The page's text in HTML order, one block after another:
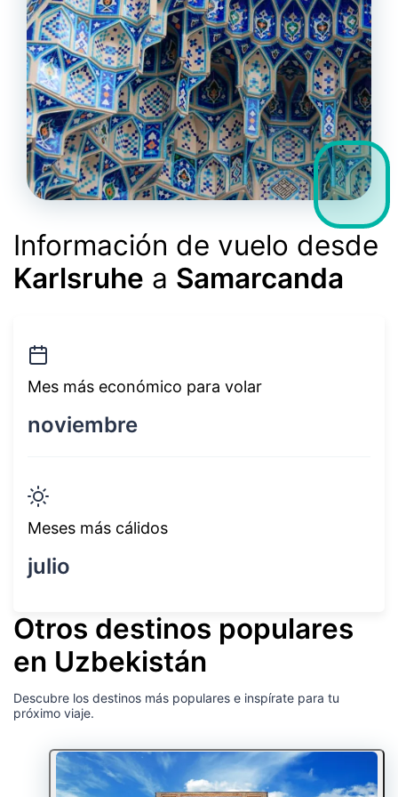
Información de vuelo desde
Karlsruhe a Samarcanda
Mes más económico para volar
noviembre
Meses más cálidos
julio
Otros destinos populares
en Uzbekistán
Descubre los destinos más populares e inspírate para tu
próximo viaje.